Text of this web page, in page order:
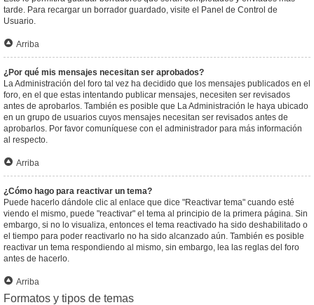
tarde. Para recargar un borrador guardado, visite el Panel de Control de
Usuario.
Arriba
¿Por qué mis mensajes necesitan ser aprobados?
La Administración del foro tal vez ha decidido que los mensajes publicados en el
foro, en el que estas intentando publicar mensajes, necesiten ser revisados
antes de aprobarlos. También es posible que La Administración le haya ubicado
en un grupo de usuarios cuyos mensajes necesitan ser revisados antes de
aprobarlos. Por favor comuníquese con el administrador para más información
al respecto.
Arriba
¿Cómo hago para reactivar un tema?
Puede hacerlo dándole clic al enlace que dice "Reactivar tema" cuando esté
viendo el mismo, puede "reactivar" el tema al principio de la primera página. Sin
embargo, si no lo visualiza, entonces el tema reactivado ha sido deshabilitado o
el tiempo para poder reactivarlo no ha sido alcanzado aún. También es posible
reactivar un tema respondiendo al mismo, sin embargo, lea las reglas del foro
antes de hacerlo.
Arriba
Formatos y tipos de temas